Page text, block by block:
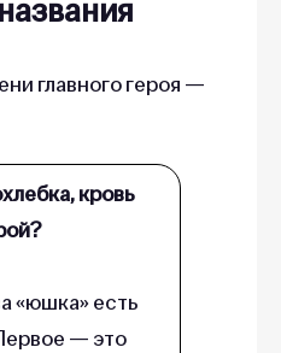
главного героя —
кровь
«юшка» есть
— это